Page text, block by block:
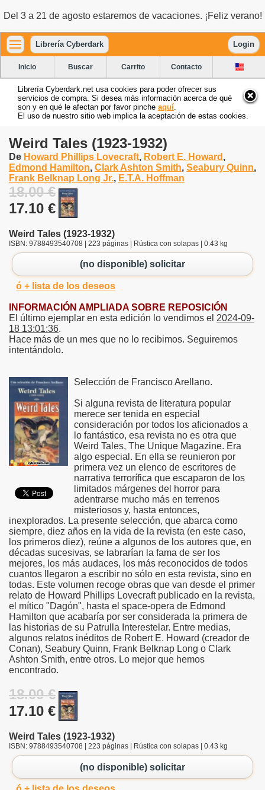
Del 3 a 21 de agosto estaremos de vacaciones. ¡Feliz verano!
Librería Cyberdark Login
Inicio Buscar Carrito Contacto
Librería Cyberdark.net usa cookies para poder ofrecer sus
servicios de compra. Si desea más información acerca de qué
son y en qué le afectan por favor pinche aquí
El uso de nuestro sitio web implica la aceptación de estas cookies.
Weird Tales (1923-1932)
De Howard Phillips Lovecraft, Robert E. Howard ,
Edmond Hamilton, Clark Ashton Smith, Seabury Quinn,
Frank Belknap Long Jr., E.T.A. Hoffman
18.00 €
17.10 €
Weird Tales (1923-1932)
ISBN: 9788493540708 | 223 páginas | Rústica con solapas | 0.43 kg
(no disponible) solicitar
ó + lista de los deseos
INFORMACIÓN AMPLIADA SOBRE REPOSICIÓN
El último ejemplar en esta edición lo vendimos el 2024-09-
18 13:01:36.
Hace más de un mes que no lo recibimos. Seguiremos
intentándolo.
Selección de Francisco Arellano.
Si alguna revista de literatura popular
merece ser tenida en especial
consideración por todos los aficionados a
lo fantástico, esa revista no es otra que
Weird Tales, The Unique Magazine. Era
algo especial. En ella se reunieron por
primera vez un elenco de escritores de
narrativa terrorífica que escaparon de los
limitados márgenes del horror para
adentrarse mucho más en terrenos
misteriosos y, hasta entonces,
inexplorados. La presente selección, que abarca como
siempre, diez años en la vida de la revista (en este caso,
los primeros diez), reúne a algunos de los autores que, en
décadas sucesivas, se labrarían la fama de ser los
mejores, los más audaces, los más reconocidos de todos
cuantos llegaron a escribir no sólo en esta revista, sino en
todas. Este volumen recoge obras que van desde el primer
relato de Howard Phillips Lovecraft publicado en la revista,
el mítico "Dagón", hasta el space-opera de Edmond
Hamilton que acabaría por ser considerada la primera de
las historias de su Patrulla Interestelar. Entre medias,
algunos relatos inéditos de Robert E. Howard (creador de
Conan), Seabury Quinn, Frank Belknap Long o Clark
Ashton Smith, entre otros. Lo mejor que hemos
encontrado.
18.00 €
17.10 €
Weird Tales (1923-1932)
ISBN: 9788493540708 | 223 páginas | Rústica con solapas | 0.43 kg
(no disponible) solicitar